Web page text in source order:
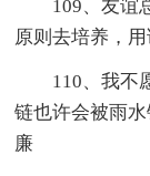
109、友谊
原则去培养，
110、我不
链也许会被雨
廉